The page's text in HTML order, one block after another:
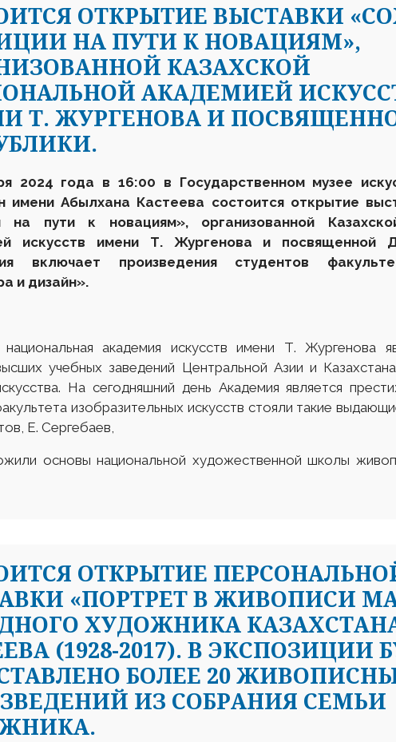
ОТКРЫТИЕ ВЫСТАВКИ
НА ПУТИ К НОВАЦИЯМ»,
КАЗАХСКОЙ
АКАДЕМИЕЙ
Т. ЖУРГЕНОВА И
2024 года в 16:00 в Государственном музее
имени Абылхана Кастеева состоится открытие
на пути к новациям», организованной
искусств имени Т. Жургенова и посвященной
включает произведения студентов
и дизайн».
национальная академия искусств имени Т. Жургенова
учебных заведений Центральной Азии и
На сегодняшний день Академия является
изобразительных искусств стояли такие
Е. Сергебаев,
основы национальной художественной школы
ОТКРЫТИЕ
«ПОРТРЕТ В ЖИВОПИСИ
ХУДОЖНИКА
(1928-2017). В ЭКСПОЗИЦИИ
БОЛЕЕ 20
ИЗ СОБРАНИЯ СЕМЬИ